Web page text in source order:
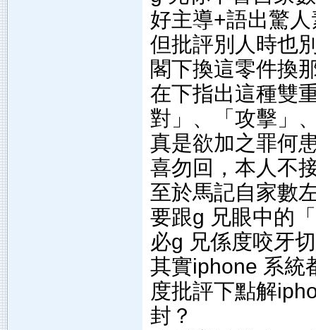
好主導+語出驚
但批評別人時也
閣下換這零件換
在下指出這種雙
對」、「攻擊」
真是欲加之罪何
喜勿回，本人不
至於馬記自家數
要跟g 兄眼中的
必g 兄係度咬牙
其實iphone 系統
度批評下點解
封？